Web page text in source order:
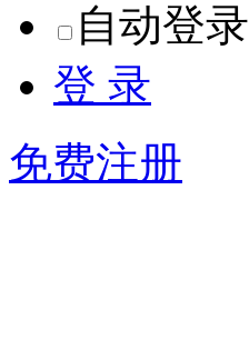
自动登录
登 录
免费注册